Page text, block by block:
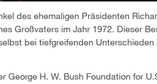
des ehemaligen Präsidenten
Großvaters im Jahr 1972. Dieser
bei tiefgreifenden
George H. W. Bush Foundation for